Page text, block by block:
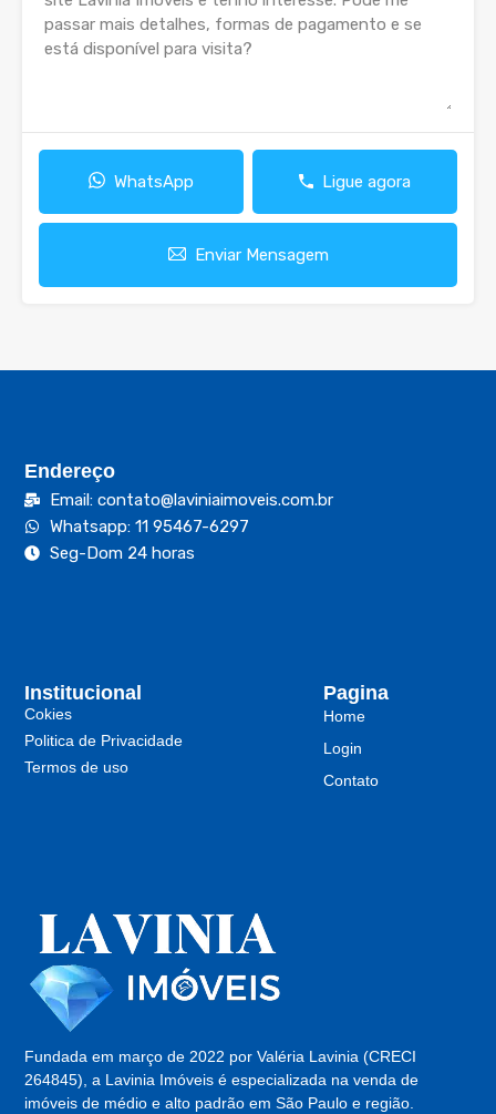
WhatsApp Ligue agora
Enviar Mensagem
Fundada em março de 2022 por Valéria Lavinia (CRECI
264845), a Lavinia Imóveis é especializada na venda de
imóveis de médio e alto padrão em São Paulo e região.
Pagina
Home
Login
Contato
Institucional
Cokies
Politica de Privacidade
Termos de uso
Endereço
Email: contato@laviniaimoveis.com.br
Whatsapp: 11 95467-6297
Seg-Dom 24 horas